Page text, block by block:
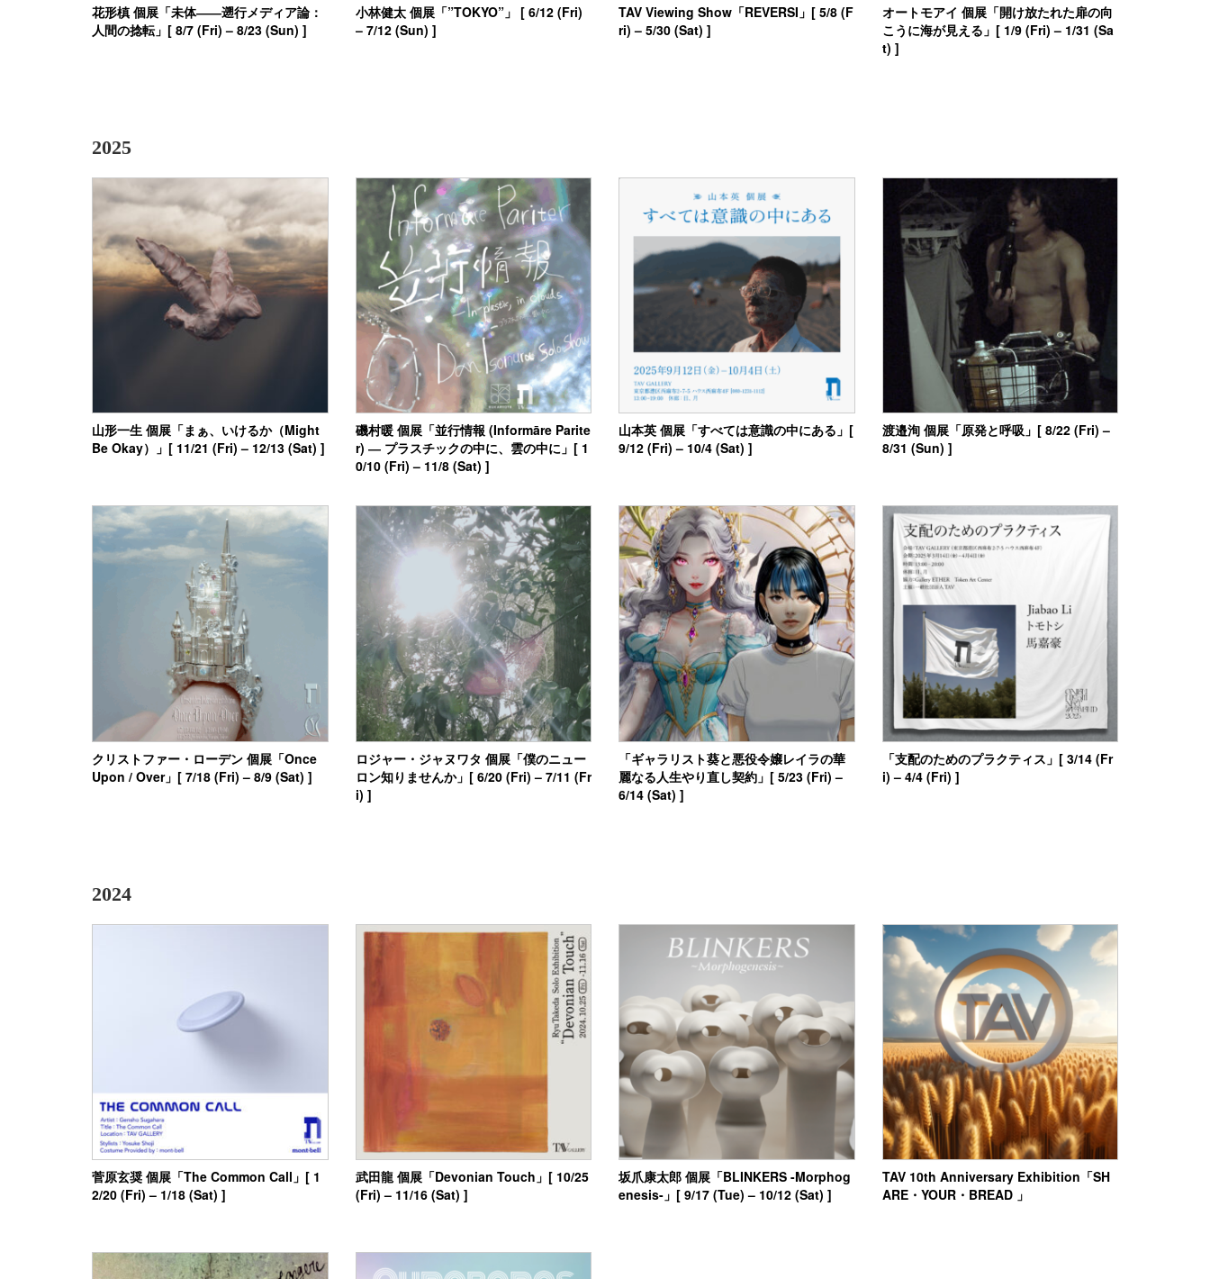
花形槙 個展「未体――遡行メディア論：
人間の捻転」[ 8/7 (Fri) – 8/23 (Sun) ]
小林健太 個展「”TOKYO”」 [ 6/12 (Fri)
– 7/12 (Sun) ]
TAV Viewing Show「REVERSI」[ 5/8 (F
ri) – 5/30 (Sat) ]
オートモアイ 個展「開け放たれた扉の向
こうに海が見える」[ 1/9 (Fri) – 1/31 (Sa
t) ]
2025
山形一生 個展「まぁ、いけるか（Might
Be Okay）」[ 11/21 (Fri) – 12/13 (Sat) ]
磯村暖 個展「並行情報 (Informāre Parite
r) ― プラスチックの中に、雲の中に」[ 1
0/10 (Fri) – 11/8 (Sat) ]
山本英 個展「すべては意識の中にある」[
9/12 (Fri) – 10/4 (Sat) ]
渡邉洵 個展「原発と呼吸」[ 8/22 (Fri) –
8/31 (Sun) ]
クリストファー・ローデン 個展「Once
Upon / Over」[ 7/18 (Fri) – 8/9 (Sat) ]
ロジャー・ジャヌワタ 個展「僕のニュー
ロン知りませんか」[ 6/20 (Fri) – 7/11 (Fr
i) ]
「ギャラリスト葵と悪役令嬢レイラの華
麗なる人生やり直し契約」[ 5/23 (Fri) –
6/14 (Sat) ]
「支配のためのプラクティス」[ 3/14 (Fr
i) – 4/4 (Fri) ]
2024
菅原玄奨 個展「The Common Call」[ 1
2/20 (Fri) – 1/18 (Sat) ]
武田龍 個展「Devonian Touch」[ 10/25
(Fri) – 11/16 (Sat) ]
坂爪康太郎 個展「BLINKERS -Morphog
enesis-」[ 9/17 (Tue) – 10/12 (Sat) ]
TAV 10th Anniversary Exhibition「SH
ARE・YOUR・BREAD 」